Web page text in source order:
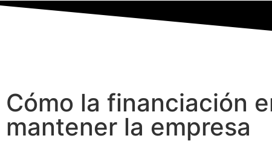
Cómo la financiación
mantener la empresa